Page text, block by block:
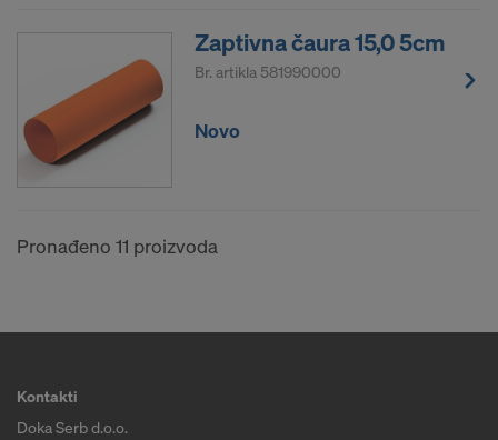
Zaptivna čaura 15,0 5cm
Br. artikla 581990000
Novo
Pronađeno 11 proizvoda
Kontakti
Doka Serb d.o.o.